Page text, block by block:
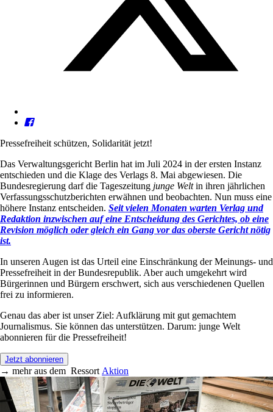
Pressefreiheit schützen, Solidarität jetzt!
Das Verwaltungsgericht Berlin hat im Juli 2024 in der ersten Instanz
entschieden und die Klage des Verlags 8. Mai abgewiesen. Die
Bundesregierung darf die Tageszeitung junge Weltin ihren jährlichen
Verfassungsschutzberichten erwähnen und beobachten. Nun muss eine
höhere Instanz entscheiden. Seit vielen Monaten warten Verlag und
Redaktion inzwischen auf eine Entscheidung des Gerichtes, ob eine
Revision möglich oder gleich ein Gang vor das oberste Gericht nötig
ist.
In unseren Augen ist das Urteil eine Einschränkung der Meinungs- und
Pressefreiheit in der Bundesrepublik. Aber auch umgekehrt wird
Bürgerinnen und Bürgern erschwert, sich aus verschiedenen Quellen
frei zu informieren.
Genau das aber ist unser Ziel: Aufklärung mit gut gemachtem
Journalismus. Sie können das unterstützen. Darum: junge Welt
abonnieren für die Pressefreiheit!
Jetzt abonnieren
→ mehr aus dem Ressort Aktion